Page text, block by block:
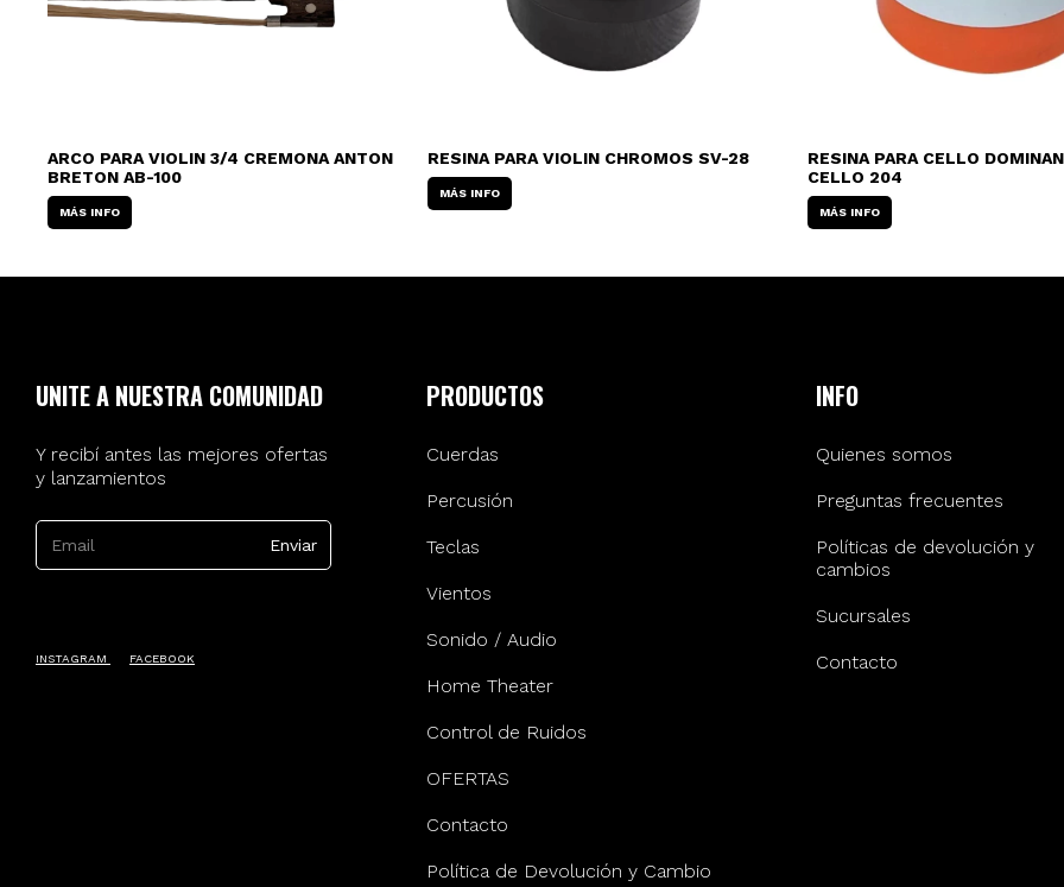
ARCO PARA VIOLIN 3/4 CREMONA ANTON
BRETON AB-100
MÁS INFO
RESINA PARA VIOLIN CHROMOS SV-28
MÁS INFO
RESINA PARA CELLO
CELLO 204
MÁS INFO
UNITE A NUESTRA COMUNIDAD
Y recibí antes las mejores ofertas
y lanzamientos
INSTAGRAM FACEBOOK
PRODUCTOS
Cuerdas
Percusión
Teclas
Vientos
Sonido / Audio
Home Theater
Control de Ruidos
OFERTAS
Contacto
Política de Devolución y Cambio
INFO
Quienes somos
Preguntas frecuentes
Políticas de devolución y
cambios
Sucursales
Contacto